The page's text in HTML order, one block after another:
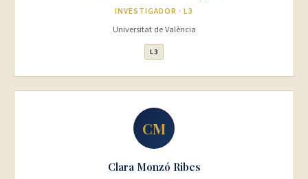
INVESTIGADOR · L3
Universitat de València
L3
CM
Clara Monzó Ribes